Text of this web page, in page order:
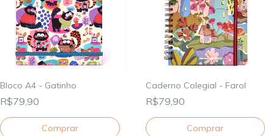
Bloco A4 - Gatinho
R$79,90
Caderno Colegial - Farol
R$79,90
Comprar